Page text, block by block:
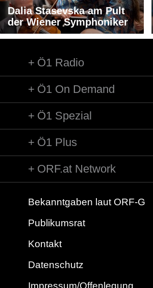
Dalia Stasevska am Pult
der Wiener Symphoniker
Ö1 Radio
Ö1 On Demand
Ö1 Spezial
Ö1 Plus
ORF.at Network
Bekanntgaben laut ORF-G
Publikumsrat
Kontakt
Datenschutz
Impressum/Offenlegung